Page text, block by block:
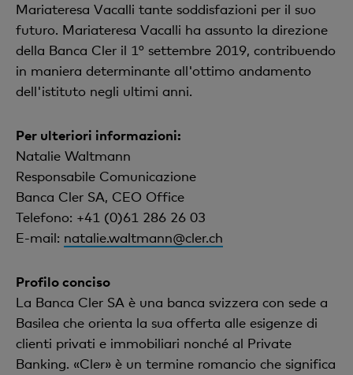
Mariateresa Vacalli tante soddisfazioni per il suo
futuro. Mariateresa Vacalli ha assunto la direzione
della Banca Cler il 1° settembre 2019, contribuendo
in maniera determinante all'ottimo andamento
dell'istituto negli ultimi anni.
Per ulteriori informazioni:
Natalie Waltmann
Responsabile Comunicazione
Banca Cler SA, CEO Office
Telefono: +41 (0)61 286 26 03
E-mail: natalie.waltmann@cler.ch
Profilo conciso
La Banca Cler SA è una banca svizzera con sede a
Basilea che orienta la sua offerta alle esigenze di
clienti privati e immobiliari nonché al Private
Banking. «Cler» è un termine romancio che significa